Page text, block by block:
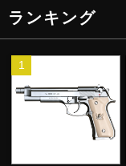
ランキング
1